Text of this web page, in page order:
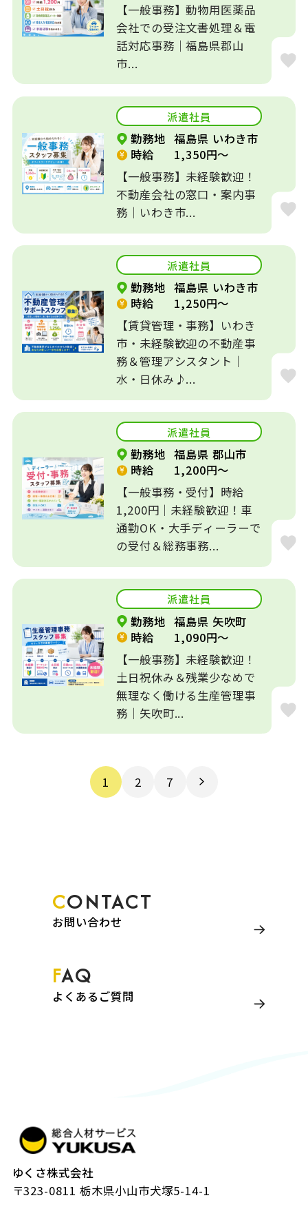
【一般事務】動物用医薬品
会社での受注文書処理＆電
話対応事務｜福島県郡山
市...
派遣社員
勤務地 福島県 いわき市
時給
1,350円～
【一般事務】未経験歓迎！
不動産会社の窓口・案内事
務｜いわき市...
派遣社員
勤務地 福島県 いわき市
時給
1,250円～
【賃貸管理・事務】いわき
市・未経験歓迎の不動産事
務＆管理アシスタント｜
水・日休み♪...
派遣社員
勤務地 福島県 郡山市
時給
1,200円～
【一般事務・受付】時給
1,200円｜未経験歓迎！車
通勤OK・大手ディーラーで
の受付＆総務事務...
派遣社員
勤務地 福島県 矢吹町
時給
1,090円～
【一般事務】未経験歓迎！
土日祝休み＆残業少なめで
無理なく働ける生産管理事
務｜矢吹町...
1 2 7
CONTACT
お問い合わせ
FAQ
よくあるご質問
ゆくさ株式会社
〒323-0811 栃木県小山市犬塚5-14-1